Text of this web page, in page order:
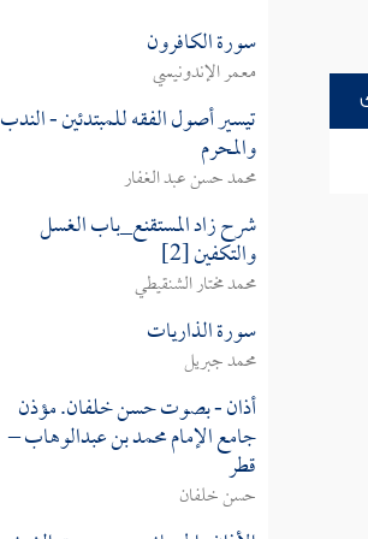
سورة الكافرون
معمر الإندونيسي
تيسير أصول الفقه للمبتدئين - الندب
والمحرم
محمد حسن عبد الغفار
شرح زاد المستقنع_باب الغسل
والتكفين [2]
محمد مختار الشنقيطي
سورة الذاريات
محمد جبريل
أذان - بصوت حسن خلفان. مؤذن
جامع الإمام محمد بن عبدالوهاب –
قطر
حسن خلفان